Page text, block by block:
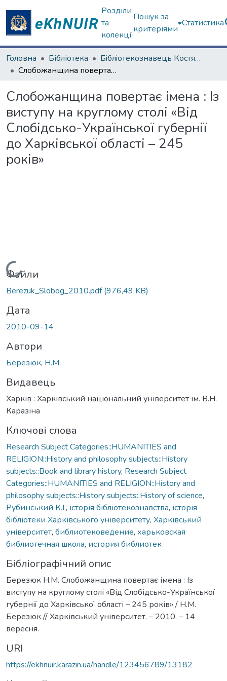
Розділи
та
колекції
Пошук за
критеріями
Статистика
Головна Бібліотека
Бiблiотекознавець Костянтин Iванович Рубинський (до 150-річчя від дня народження)
Слобожанщина повертає імена : Із виступу на круглому столі «Від Слобідсько-Української губернії до Харківської області – 245 років»
Слобожанщина повертає імена : Із
виступу на круглому столі «Від
Слобідсько-Української губернії
до Харківської області – 245
років»
Вантажиться...
Файли
Berezuk_Slobog_2010.pdf(976,49 KB)
Дата
2010-09-14
Автори
Березюк, Н.М.
Видавець
Харків : Харківський національний університет ім. В.Н.
Каразіна
Ключові слова
Research Subject Categories::HUMANITIES and
RELIGION::History and philosophy subjects::History
subjects::Book and library history, Research Subject
Categories::HUMANITIES and RELIGION::History and
philosophy subjects::History subjects::History of science,
Рубинський К.І., історія бібліотекознавства, історія
бібліотеки Харківського університету, Харківський
університет, библиотековедение, харьковская
библиотечная школа, история библиотек
Бібліографічний опис
Березюк Н.М. Слобожанщина повертає імена : Із
виступу на круглому столі «Від Слобідсько-Української
губернії до Харківської області – 245 років» / Н.М.
Березюк // Харківський університет. – 2010. – 14
вересня.
URI
https://ekhnuir.karazin.ua/handle/123456789/13182